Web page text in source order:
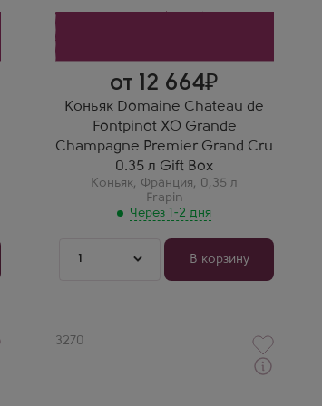
от 12 664
Коньяк Domaine Chateau de
Fontpinot XO Grande
Champagne Premier Grand Cru
0.35 л Gift Box
Коньяк, Франция, 0,35 л
Frapin
Через 1-2 дня
Выдержка
20 лет
Зоя Васильева
идеальный формат. Лучший
ХО из Гран Шампани,
который я пробовала.
1 В корзину
Артикул
3270